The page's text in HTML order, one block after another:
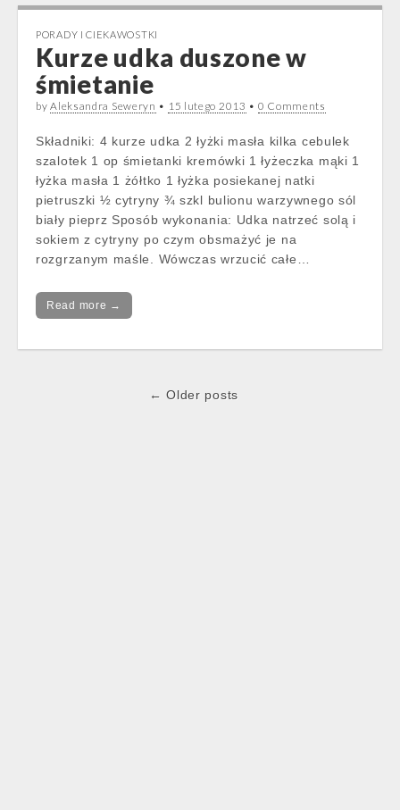
PORADY I CIEKAWOSTKI
Kurze udka duszone w
śmietanie
byAleksandra Seweryn • 15 lutego 2013 • 0 Comments
Składniki: 4 kurze udka 2 łyżki masła kilka cebulek
szalotek 1 op śmietanki kremówki 1 łyżeczka mąki 1
łyżka masła 1 żółtko 1 łyżka posiekanej natki
pietruszki ½ cytryny ¾ szkl bulionu warzywnego sól
biały pieprz Sposób wykonania: Udka natrzeć solą i
sokiem z cytryny po czym obsmażyć je na
rozgrzanym maśle. Wówczas wrzucić całe…
Read more →
← Older posts